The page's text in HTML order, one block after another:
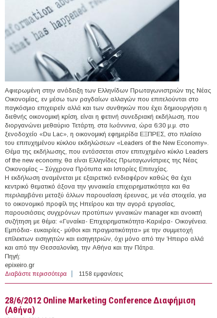
Αφιερωμένη στην ανάδειξη των Ελληνίδων Πρωταγωνιστριών της Νέας
Οικονομίας, εν μέσω των ραγδαίων αλλαγών που επιτελούνται στο
παγκόσμιο επιχειρείν αλλά και των συνθηκών που έχει δημιουργήσει η
διεθνής οικονομική κρίση, είναι η φετινή συνεδριακή εκδήλωση, που
διοργανώνει μεθαύριο Τετάρτη, στα Ιωάννινα, ώρα 6:30 μ.μ. στο
ξενοδοχείο «Du Lac», η οικονομική εφημερίδα ΕΞΠΡΕΣ, στο πλαίσιο
του επιτυχημένου κύκλου εκδηλώσεων «Leaders of the New Economy».
Θέμα της εκδήλωσης, που εντάσσεται στον επιτυχημένο κύκλο Leaders
of the new economy, θα είναι Ελληνίδες Πρωταγωνίστριες της Νέας
Οικονομίας – Σύγχρονα Πρότυπα και Ιστορίες Επιτυχίας.
Η εκδήλωση αναμένεται με εξαιρετικό ενδιαφέρον καθώς θα έχει
κεντρικό θεματικό άξονα την γυναικεία επιχειρηματικότητα και θα
περιλαμβάνει μεταξύ άλλων παρουσίαση έρευνας, με νέα στοιχεία, για
το οικονομικό προφίλ της Ηπείρου και την αγορά εργασίας,
παρουσιάσεις συγχρόνων προτύπων γυναικών manager και ανοικτή
συζήτηση με θέμα: «Γυναίκα- Επιχειρηματικότητα-Καριέρα- Οικογένεια.
Εμπόδια- ευκαιρίες- μύθοι και πραγματικότητα» με την συμμετοχή
επίλεκτων εισηγητών και εισηγητριών, όχι μόνο από την Ήπειρο αλλά
και από την Θεσσαλονίκη, την Αθήνα και την Πάτρα.
Πηγή:
epixeiro.gr
Διαβάστε περισσότερα για 13/06/2012 - Εκδήλωση για τη γυναικεία
επιχειρηματικότητα (Ιωάννινα)
1158 εμφανίσεις
28/6/2012 Online Marketing Conference Διαφήμιση
(Αθήνα)